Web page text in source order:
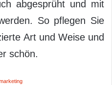
abgesprüht und mit
So pflegen Sie
Art und Weise und
schön.